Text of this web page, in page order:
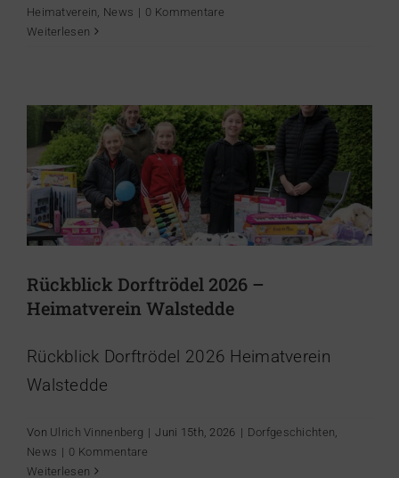
Heimatverein News | 0 Kommentare
Weiterlesen Rückblick Dorftrödel 2026 –
Rückblick Dorftrödel 2026 –
Heimatverein Walstedde
Rückblick Dorftrödel 2026 Heimatverein
Walstedde
Von Ulrich Vinnenberg | Juni 15th, 2026 | Dorfgeschichten
News | 0 Kommentare
WeiterlesenNatur erleben an der „Dicken Eiche“ –